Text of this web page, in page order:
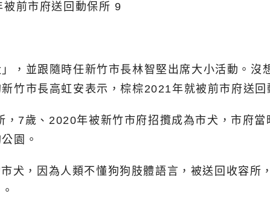
，並跟隨時任新竹市長林智堅出席大小活動。沒
竹市長高虹安表示，棕棕2021年就被前市府送回
7歲、2020年被新竹市府招攬成為市犬，市府
園。
犬，因為人類不懂狗狗肢體語言，被送回收容所